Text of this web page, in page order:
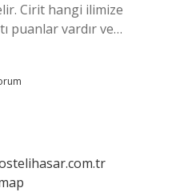
Cirit hangi ilimize
puanlar vardır ve…